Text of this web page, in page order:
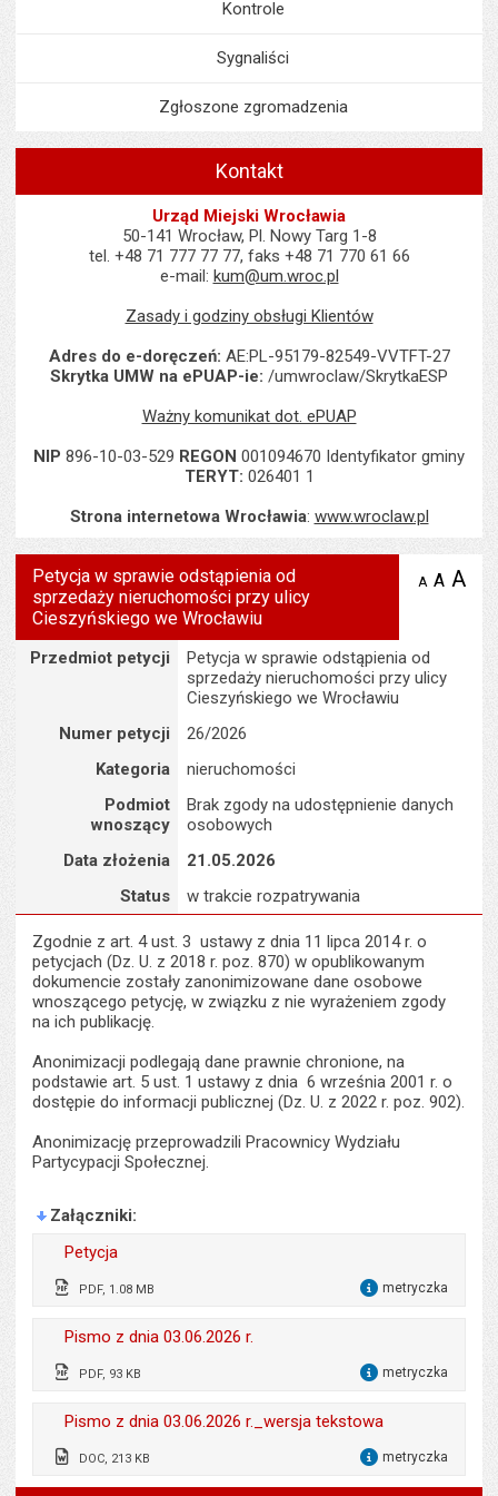
Kontrole
Sygnaliści
Zgłoszone zgromadzenia
Kontakt
Urząd Miejski Wrocławia
50-141 Wrocław, Pl. Nowy Targ 1-8
tel. +48 71 777 77 77, faks +48 71 770 61 66
e-mail: kum@um.wroc.pl
Zasady i godziny obsługi Klientów
Adres do e-doręczeń: AE:PL-95179-82549-VVTFT-27
Skrytka UMW na ePUAP-ie: /umwroclaw/SkrytkaESP
Ważny komunikat dot. ePUAP
NIP 896-10-03-529 REGON 001094670 Identyfikator gminy
TERYT: 026401 1
Strona internetowa Wrocławia: www.wroclaw.pl
Petycja w sprawie odstąpienia od
sprzedaży nieruchomości przy ulicy
Cieszyńskiego we Wrocławiu
A zmniejsz
A A
Szczegóły
Przedmiot petycji
Petycja w sprawie odstąpienia od
sprzedaży nieruchomości przy ulicy
Cieszyńskiego we Wrocławiu
Numer petycji
26/2026
Kategoria
nieruchomości
Podmiot
wnoszący
Brak zgody na udostępnienie danych
osobowych
Data złożenia
21.05.2026
Status
w trakcie rozpatrywania
Zgodnie z art. 4 ust. 3 ustawy z dnia 11 lipca 2014 r. o
petycjach (Dz. U. z 2018 r. poz. 870) w opublikowanym
dokumencie zostały zanonimizowane dane osobowe
wnoszącego petycję, w związku z nie wyrażeniem zgody
na ich publikację.
Anonimizacji podlegają dane prawnie chronione, na
podstawie art. 5 ust. 1 ustawy z dnia 6 września 2001 r. o
dostępie do informacji publicznej (Dz. U. z 2022 r. poz. 902).
Anonimizację przeprowadzili Pracownicy Wydziału
Partycypacji Społecznej.
Załączniki
Petycja
PDF, 1.08 MB metryczka
Odpowiedzialny za treść:
Data wytworzenia:
Opublikował w BIP:
Wojciech Krzosa
Data opublikowania:
03.06.2026 10:48
Pismo z dnia 03.06.2026 r.
PDF, 93 KB metryczka
Odpowiedzialny za treść:
Anna Kieler
Data wytworzenia:
Opublikował w BIP:
Wojciech Krzosa
Pismo z dnia 03.06.2026 r._wersja tekstowa
DOC, 213 KB metryczka